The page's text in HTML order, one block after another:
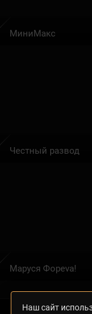
МиниМакс
Честный развод
Маруся Фоpeva!
Наш сайт